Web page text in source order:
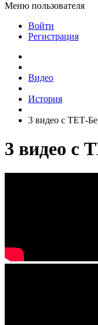
Меню пользователя
Войти
Регистрация
Видео
История
3 видео с ТЕТ-
3 видео с